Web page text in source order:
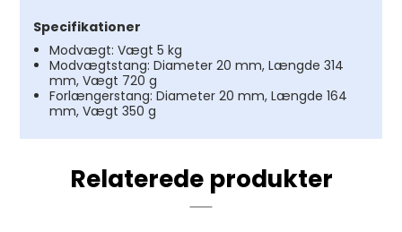
Specifikationer
Modvægt: Vægt 5 kg
Modvægtstang: Diameter 20 mm, Længde 314
mm, Vægt 720 g
Forlængerstang: Diameter 20 mm, Længde 164
mm, Vægt 350 g
Relaterede produkter